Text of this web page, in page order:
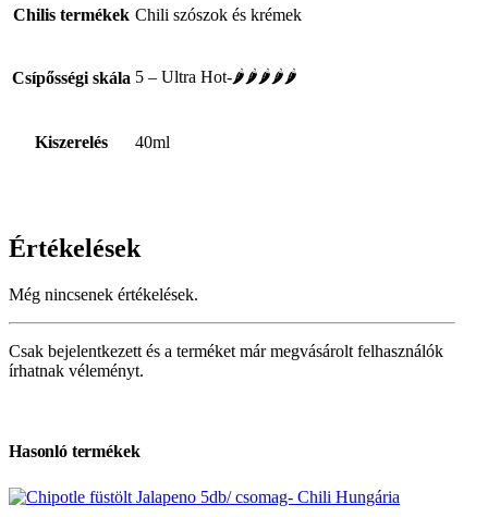
Chilis termékek Chili szószok és krémek
Csípősségi skála 5 – Ultra Hot-🌶🌶🌶🌶🌶
Kiszerelés 40ml
Értékelések
Még nincsenek értékelések.
Csak bejelentkezett és a terméket már megvásárolt felhasználók
írhatnak véleményt.
Hasonló termékek